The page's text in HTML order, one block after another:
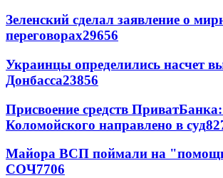
Зеленский сделал заявление о
переговорах29656
Украинцы определились насчет
Донбасса23856
Присвоение средств
Коломойского направлено в суд
Майора ВСП поймали на
СОЧ7706